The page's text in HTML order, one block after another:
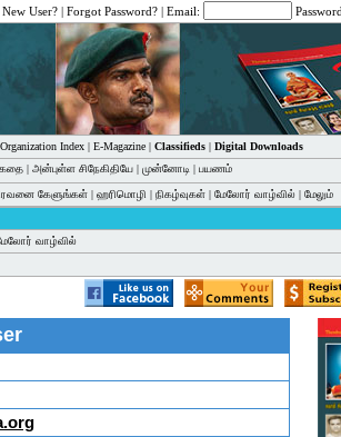
New User? | Forgot Password? | Email:
Organization Index| E-Magazine| Classifieds| Digital Downloads
| அன்புள்ள சிநேகிதியே | முன்னோடி | பயணம்
கேளுங்கள் | ஹரிமொழி | நிகழ்வுகள் | மேலோர் வாழ்வில் | மேலும்
வாழ்வில்